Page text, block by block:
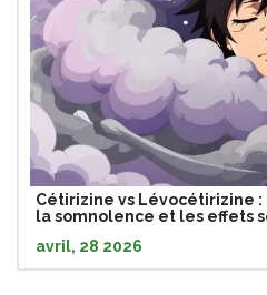
Cétirizine vs Lévocétirizine
la somnolence et les effets
avril, 28 2026